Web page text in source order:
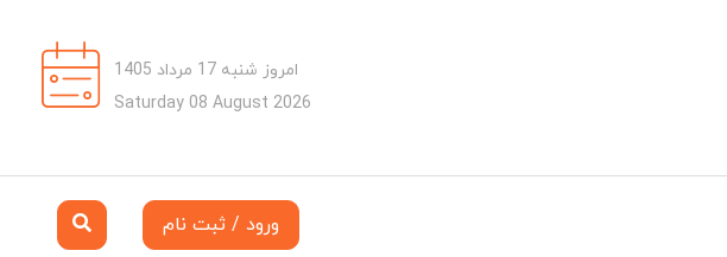
امروز شنبه 17 مرداد 1405
Saturday 08 August 2026
ورود / ثبت نام